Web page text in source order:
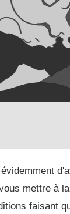
mettre à
faisant